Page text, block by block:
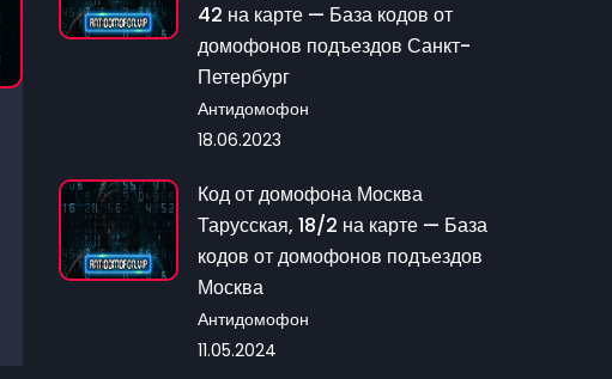
42 на карте — База кодов от
домофонов подъездов Санкт-
Петербург
Антидомофон
18.06.2023
Код от домофона Москва
Тарусская, 18/2 на карте — База
кодов от домофонов подъездов
Москва
Антидомофон
11.05.2024